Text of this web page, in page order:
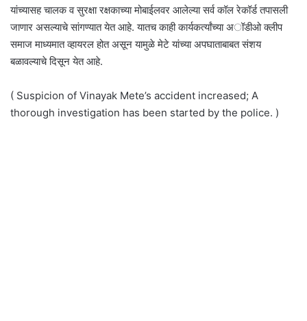
यांच्यासह चालक व सुरक्षा रक्षकाच्या मोबाईलवर आलेल्या सर्व कॉल रेकॉर्ड तपासली
जाणार असल्याचे सांगण्यात येत आहे. यातच काही कार्यकर्त्यांच्या अॉडीओ क्लीप
समाज माध्यमात व्हायरल होत असून यामुळे मेटे यांच्या अपघाताबाबत संशय
बळावल्याचे दिसून येत आहे.
( Suspicion of Vinayak Mete’s accident increased; A
thorough investigation has been started by the police. )